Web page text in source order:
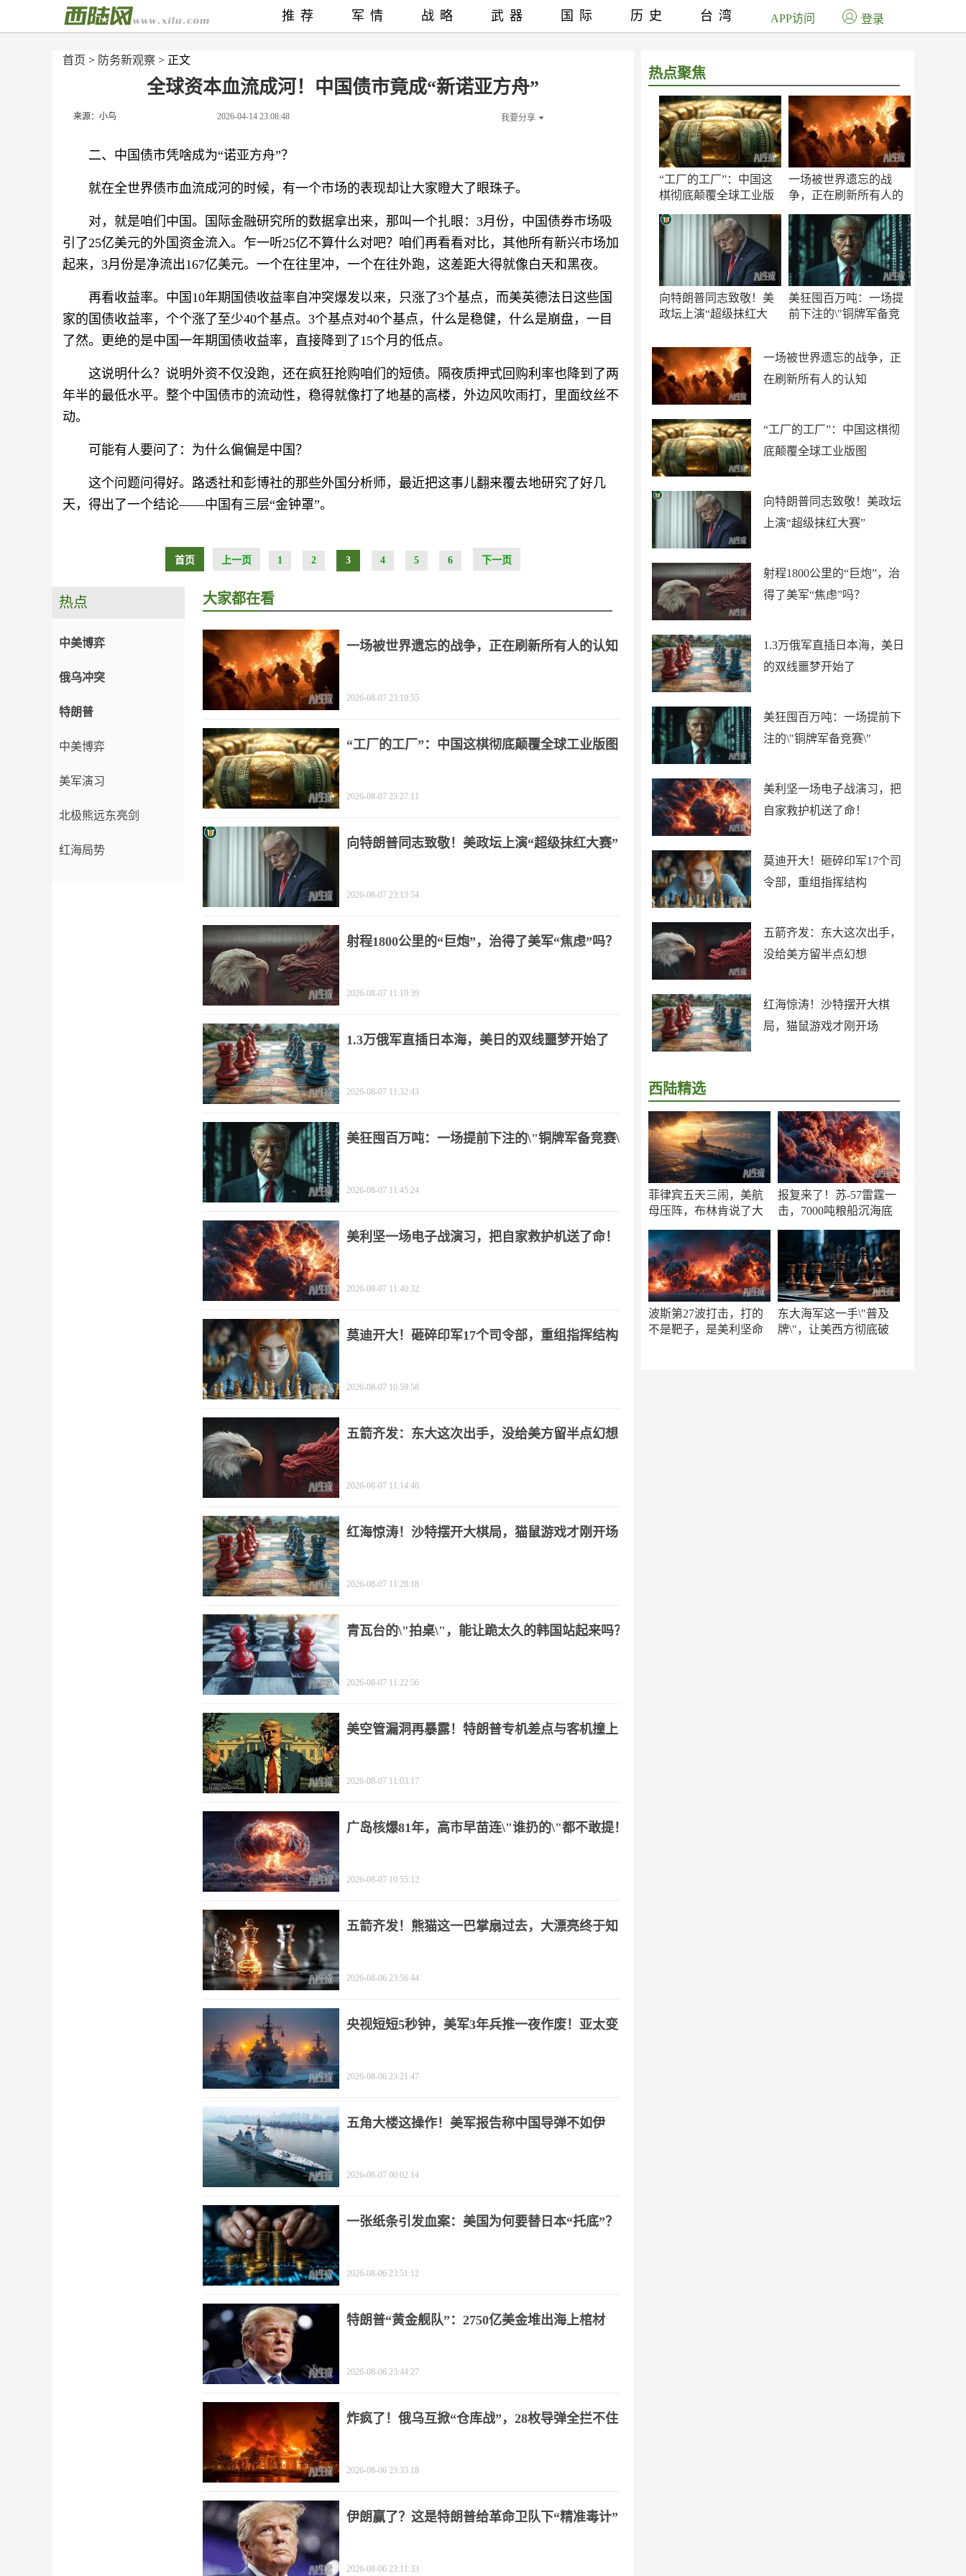
首页 > 防务新观察 > 正文
全球资本血流成河！中国债市竟成“新诺亚方舟”
来源：小鸟 2026-04-14 23:08:48 我要分享
二、中国债市凭啥成为“诺亚方舟”？
就在全世界债市血流成河的时候，有一个市场的表现却让大家瞪大了眼珠子。
对，就是咱们中国。国际金融研究所的数据拿出来，那叫一个扎眼：3月份，中国债券市场吸
引了25亿美元的外国资金流入。乍一听25亿不算什么对吧？咱们再看看对比，其他所有新兴市场加
起来，3月份是净流出167亿美元。一个在往里冲，一个在往外跑，这差距大得就像白天和黑夜。
再看收益率。中国10年期国债收益率自冲突爆发以来，只涨了3个基点，而美英德法日这些国
家的国债收益率，个个涨了至少40个基点。3个基点对40个基点，什么是稳健，什么是崩盘，一目
了然。更绝的是中国一年期国债收益率，直接降到了15个月的低点。
这说明什么？说明外资不仅没跑，还在疯狂抢购咱们的短债。隔夜质押式回购利率也降到了两
年半的最低水平。整个中国债市的流动性，稳得就像打了地基的高楼，外边风吹雨打，里面纹丝不
动。
可能有人要问了：为什么偏偏是中国？
这个问题问得好。路透社和彭博社的那些外国分析师，最近把这事儿翻来覆去地研究了好几
天，得出了一个结论——中国有三层“金钟罩”。
首页 上一页 1 2 3 4 5 6 下一页
热点聚焦
“工厂的工厂”：中国这
棋彻底颠覆全球工业版
一场被世界遗忘的战
争，正在刷新所有人的
向特朗普同志致敬！美
政坛上演“超级抹红大
美狂囤百万吨：一场提
前下注的\"铜牌军备竞
一场被世界遗忘的战争，正
在刷新所有人的认知
“工厂的工厂”：中国这棋彻
底颠覆全球工业版图
向特朗普同志致敬！美政坛
上演“超级抹红大赛”
射程1800公里的“巨炮”，治
得了美军“焦虑”吗？
1.3万俄军直插日本海，美日
的双线噩梦开始了
美狂囤百万吨：一场提前下
注的\"铜牌军备竞赛\"
美利坚一场电子战演习，把
自家救护机送了命！
莫迪开大！砸碎印军17个司
令部，重组指挥结构
五箭齐发：东大这次出手，
没给美方留半点幻想
红海惊涛！沙特摆开大棋
局，猫鼠游戏才刚开场
西陆精选
菲律宾五天三闹，美航
母压阵，布林肯说了大
报复来了！苏-57雷霆一
击，7000吨粮船沉海底
波斯第27波打击，打的
不是靶子，是美利坚命
东大海军这一手\"普及
牌\"，让美西方彻底破
推荐 军情 战略 武器 国际 历史 台湾 APP访问 登录
热点
中美博弈
俄乌冲突
特朗普
中美博弈
美军演习
北极熊远东亮剑
红海局势
大家都在看
一场被世界遗忘的战争，正在刷新所有人的认知
2026-08-07 23:19:55
“工厂的工厂”：中国这棋彻底颠覆全球工业版图
2026-08-07 23:27:11
向特朗普同志致敬！美政坛上演“超级抹红大赛”
2026-08-07 23:13:54
射程1800公里的“巨炮”，治得了美军“焦虑”吗？
2026-08-07 11:19:39
1.3万俄军直插日本海，美日的双线噩梦开始了
2026-08-07 11:32:43
美狂囤百万吨：一场提前下注的\"铜牌军备竞赛\"
2026-08-07 11:45:24
美利坚一场电子战演习，把自家救护机送了命！
2026-08-07 11:40:32
莫迪开大！砸碎印军17个司令部，重组指挥结构
2026-08-07 10:59:58
五箭齐发：东大这次出手，没给美方留半点幻想
2026-08-07 11:14:46
红海惊涛！沙特摆开大棋局，猫鼠游戏才刚开场
2026-08-07 11:28:18
青瓦台的\"拍桌\"，能让跪太久的韩国站起来吗？
2026-08-07 11:22:56
美空管漏洞再暴露！特朗普专机差点与客机撞上
2026-08-07 11:03:17
广岛核爆81年，高市早苗连\"谁扔的\"都不敢提！
2026-08-07 10:55:12
五箭齐发！熊猫这一巴掌扇过去，大漂亮终于知
2026-08-06 23:56:44
央视短短5秒钟，美军3年兵推一夜作废！亚太变
2026-08-06 23:21:47
五角大楼这操作！美军报告称中国导弹不如伊
2026-08-07 00:02:14
一张纸条引发血案：美国为何要替日本“托底”？
2026-08-06 23:51:12
特朗普“黄金舰队”：2750亿美金堆出海上棺材
2026-08-06 23:44:27
炸疯了！俄乌互掀“仓库战”，28枚导弹全拦不住
2026-08-06 23:33:18
伊朗赢了？这是特朗普给革命卫队下“精准毒计”
2026-08-06 23:11:33